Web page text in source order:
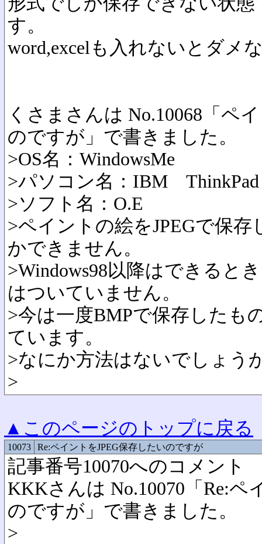
す。
word,excelも入れないとダメ
くさまさんは No.10068「ペ
のですが」で書きました。
>OS名：WindowsMe
>パソコン名：IBM ThinkPad
>ソフト名：O.E
>ペイントの絵をJPEGで保
かできません。
>Windows98以降はできると
はついていません。
>今は一度BMPで保存したも
ています。
>なにか方法はないでしょう
>
▲このページのトップに戻る
10073 Re:ペイントをJPEG保存したいのですが
記事番号10070へのコメント
KKKさんは No.10070「Re:ペ
のですが」で書きました。
>